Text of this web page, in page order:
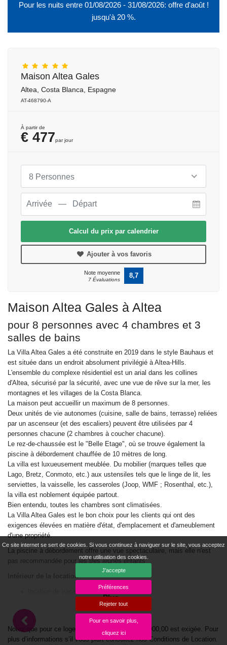
Ce site internet se sert de cookies. Si vous continuez à naviguer sur le site, vous acceptez
notre utilisation des cookies.
J'accepte
Préférences
Rejeter tout
Pour en savoir plus,
cliquez ici
Pour les nuits entre 01/08/2026 - 31/08/2026: offre d'août !
jusqu'à 20 %.
Maison Altea Gales à Altea
pour 8 personnes avec 4 chambres et 3
salles de bains
La Villa Altea Gales a été construite en 2019 dans le style Bauhaus et
est située dans un endroit absolument privilégié à Altea-Hills.
L'ensemble du complexe résidentiel est un arial dans les collines
d'Altea, sécurisé par la sécurité, avec une vue de rêve sur la mer, les
montagnes et les villages de la Costa Blanca.
La maison peut accueillir un maximum de 8 personnes.
Deux unités de vie autonomes (cuisine, salle de bains, terrasse) reliées
par un ascenseur (et des escaliers) peuvent être utilisées par 4
personnes chacune (2 chambres à coucher chacune).
Le rez-de-chaussée est le "Belle Etage", où se trouve également la
piscine à débordement chauffée de 10 mètres de long.
La villa est luxueusement meublée. Du mobilier (marques telles que
Lago, Bretz, Conmoto, etc.) aux ustensiles tels que le linge de lit, les
serviettes, la vaisselle, les casseroles (Joop, WMF ; Rosenthal, etc.),
la villa est noblement équipée partout.
Bien entendu, toutes les chambres sont climatisées.
La Villa Altea Gales est le bon choix pour les clients qui ont des
exigences élevées en matière d'état, d'emplacement et d'ameublement
d'une propriété.
La piscine à débordement offre une vue spectaculaire, mais elle n'est
pas recommandée pour les très jeunes enfants
Intérieur de la location
location de vacances de 2 étages
salle de séjour/ à manger climatisée avec télévision
salle de séjour climatisée avec télévision
salle à manger climatisée
2 balcons
4 chambres à coucher, 3 salles de bain et 1 toilette pour les
Plus...
Notez que pour ce logement une caution de € 2.000,00 est exigée. Pour
plus d’informations s’il vous plaît consultez nos Conditions de Location.
Maison Altea Gales
Altea, Costa Blanca, Espagne
AT-468790-A
À partir de
€ 477par jour
8 Personnes
Calcul du prix par calendrier
Ajouter à vos favoris
Note moyenne
7 Évaluations
8,7